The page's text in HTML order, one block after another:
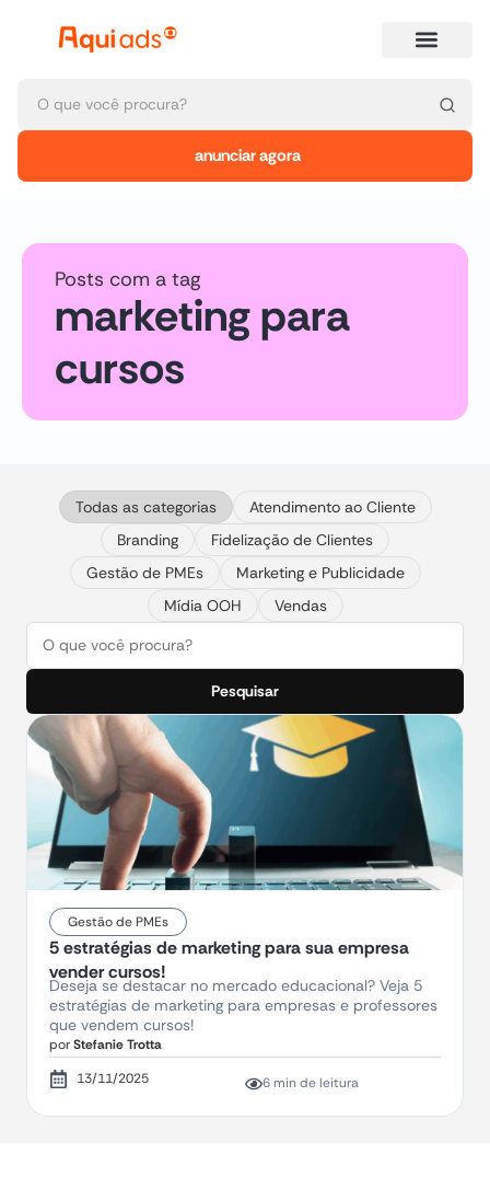
anunciar agora
Posts com a tag
marketing para
cursos
Todas as categorias
Atendimento ao Cliente
Branding
Fidelização de Clientes
Gestão de PMEs
Marketing e Publicidade
Mídia OOH
Vendas
Pesquisar
Gestão de PMEs
5 estratégias de marketing para sua empresa
vender cursos!
Deseja se destacar no mercado educacional? Veja 5
estratégias de marketing para empresas e professores
que vendem cursos!
porStefanie Trotta
13/11/2025
6 min de leitura